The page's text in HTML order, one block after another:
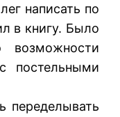
написать по
в книгу. Было
возможности
постельными
переделывать